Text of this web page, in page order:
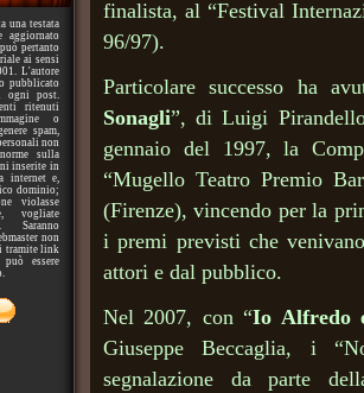
una testata
aggiornato
pertanto
ai sensi
L'autore
pubblicato
ogni post.
ritenuti
o
spam,
non
sulla
inserite in
internet e,
dominio;
violasse
vogliate
Saranno
non
tramite link
essere
finalista, al “Festival
96/97).
Particolare successo ha
Sonagli”, di Luigi
gennaio del 1997, la
“Mugello Teatro Premio
(Firenze), vincendo per la
i premi previsti che
attori e dal pubblico.
Nel 2007, con “Io Alfredo
Giuseppe Beccaglia, i
segnalazione da parte